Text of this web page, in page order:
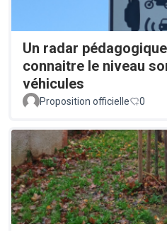
Un radar
connaitre le niveau
véhicules
Proposition officielle 0